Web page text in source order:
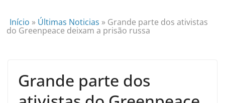
Início » Últimas Noticias » Grande parte dos ativistas
do Greenpeace deixam a prisão russa
Grande parte dos